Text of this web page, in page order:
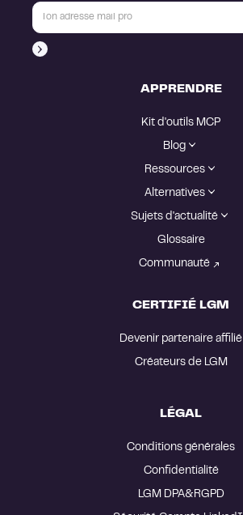
APPRENDRE
Kit d'outils MCP
Blog
Ressources
Alternatives
Sujets d'actualité
Glossaire
Communauté
CERTIFIÉ LGM
Devenir partenaire affilié
Créateurs de LGM
LÉGAL
Confidentialité
LGM DPA&RGPD